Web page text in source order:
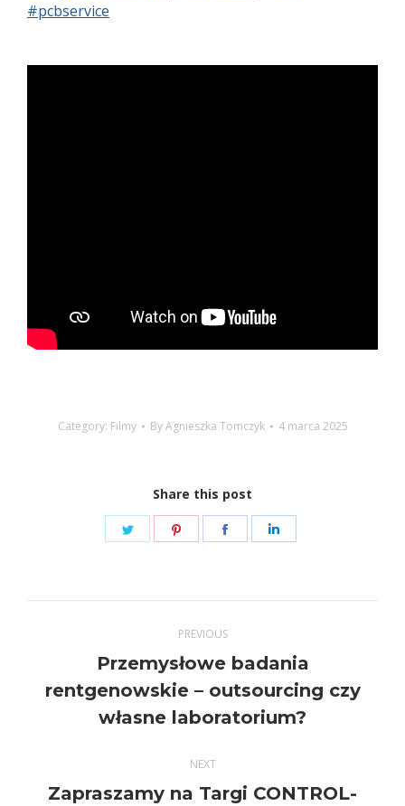
#pcbservice
Category: Filmy ByAgnieszka Tomczyk 4 marca 2025
Share this post
Share
Share
Share
navigation
PREVIOUS
Previous
post:
Przemysłowe badania
rentgenowskie – outsourcing czy
własne laboratorium?
NEXT
Zapraszamy na Targi CONTROL-